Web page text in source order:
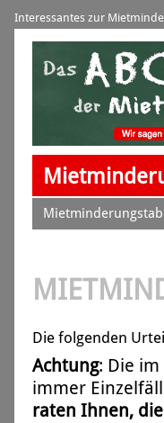
Interessantes zur
Die folgenden
Achtung: Die
immer
raten Ihnen,